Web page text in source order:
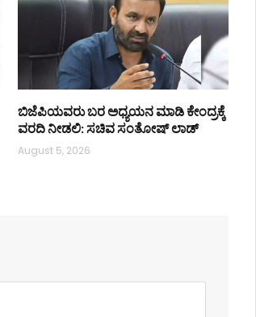
ಬಿಜೆಪಿಯವರು ಬರ ಅಧ್ಯಯನ ಮಾಡಿ ಕೇಂದ್ರಕ್ಕೆ
ವರದಿ ನೀಡಲಿ: ಸಚಿವ ಸಂತೋಷ್ ಲಾಡ್
August 5, 2026